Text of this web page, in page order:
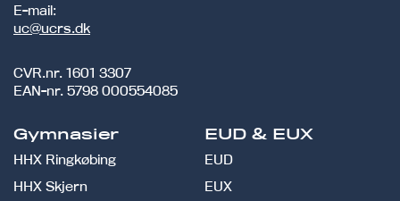
E-mail:
uc@ucrs.dk
CVR.nr. 1601 3307
EAN-nr. 5798 000554085
Gymnasier
HHX Ringkøbing
HHX Skjern
EUD & EUX
EUD
EUX